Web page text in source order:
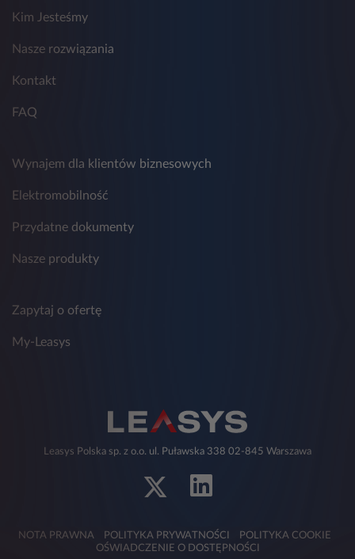
Kim Jesteśmy
Nasze rozwiązania
Kontakt
FAQ
Wynajem dla klientów biznesowych
Elektromobilność
Przydatne dokumenty
Nasze produkty
Zapytaj o ofertę
My-Leasys
Leasys Polska sp. z o.o. ul. Puławska 338 02-845 Warszawa
NOTA PRAWNA POLITYKA PRYWATNOŚCI
POLITYKA COOKIE
OŚWIADCZENIE O DOSTĘPNOŚCI